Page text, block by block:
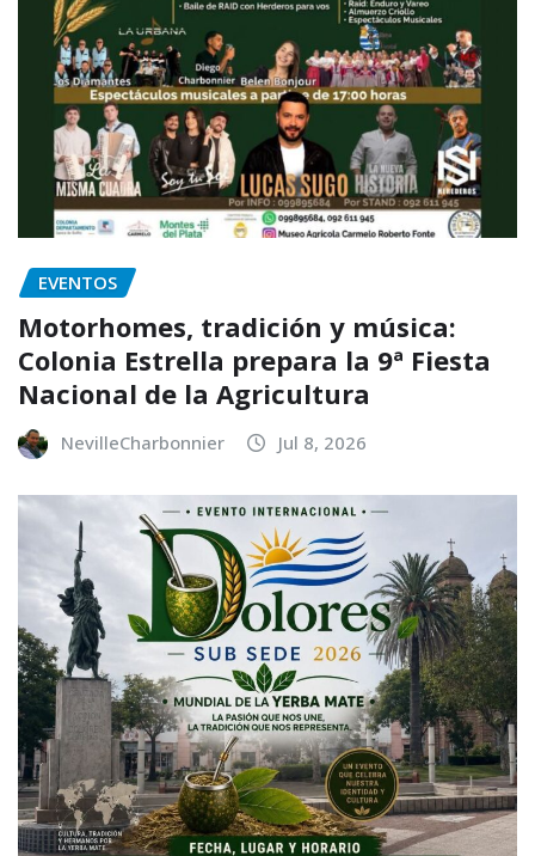
EVENTOS
Motorhomes, tradición y música:
Colonia Estrella prepara la 9ª Fiesta
Nacional de la Agricultura
NevilleCharbonnier Jul 8, 2026